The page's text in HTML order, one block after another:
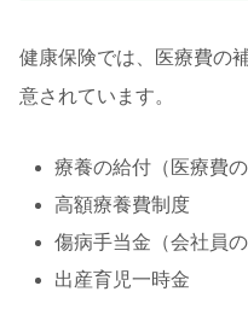
健康保険では、医療費の
意されています。
療養の給付（医療費
高額療養費制度
傷病手当金（会社員の
出産育児一時金